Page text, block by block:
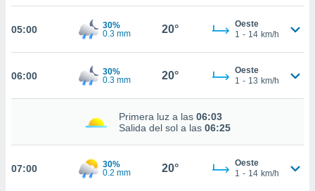
todas
nuestros
análisis
así como
en
05:00
30%
0.3 mm
20°
Oeste
1 - 14 km/h
06:00
30%
0.3 mm
20°
Oeste
1 - 13 km/h
Primera luz a las 06:03
Salida del sol a las 06:25
07:00
30%
0.2 mm
20°
Oeste
1 - 14 km/h